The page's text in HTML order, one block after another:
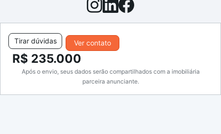
Ver contato
Tirar dúvidas
R$ 235.000
Após o envio, seus dados serão compartilhados com a imobiliária
parceira anunciante.